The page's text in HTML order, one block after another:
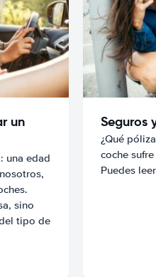
un
una edad
sino
tipo de
Seguros
¿Qué
coche
Puedes